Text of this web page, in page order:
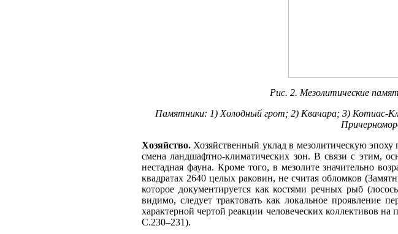
Рис. 2. Мезолитические
Памятники: 1) Холодный грот; 2) Квачара; 3) Котиас-
Хозяйство. Хозяйственный уклад в мезолитическую эпоху
смена ландшафтно-климатических зон. В связи с этим,
нестадная фауна. Кроме того, в мезолите значительно
квадратах 2640 целых раковин, не считая обломков
которое документируется как костями речных рыб
видимо, следует трактовать как локальное проявление
характерной чертой реакции человеческих коллективов
С.230–231).